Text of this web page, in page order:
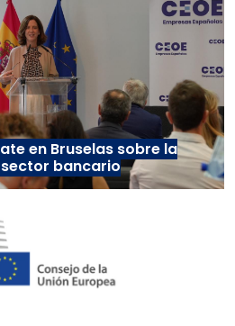
en Bruselas sobre la
bancario